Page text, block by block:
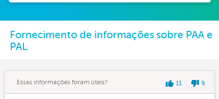
Fornecimento de informações sobre PAA e
PAL
Essas informações foram úteis? 11 9